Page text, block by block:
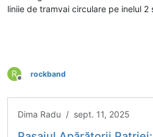
liniie de tramvai circulare pe inelul 2
R
Deconectat
rockband
Dima Radu / sept. 11, 2025